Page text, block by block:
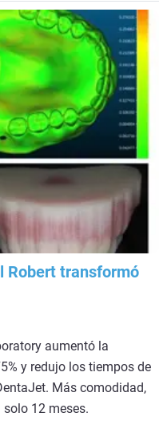
Robert transformó
aumentó la
y redujo los tiempos de
Más comodidad,
12 meses.